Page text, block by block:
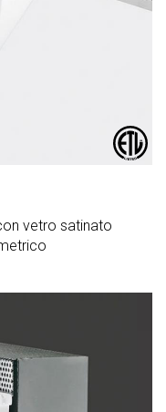
vetro satinato